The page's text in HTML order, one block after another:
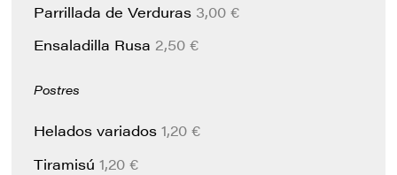
Parrillada de Verduras 3,00 €
Ensaladilla Rusa 2,50 €
Postres
Helados variados1,20 €
Tiramisú1,20 €